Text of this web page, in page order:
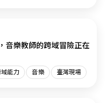
音樂教師的跨域冒險正在
能力 音樂 臺灣現場